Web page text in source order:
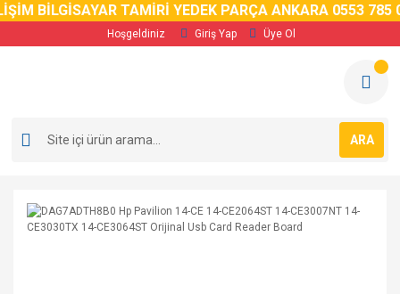
BİLGİSAYAR TAMİRİ YEDEK PARÇA ANKARA 0553 785 02
Hoşgeldiniz Giriş Yap Üye Ol
ARA